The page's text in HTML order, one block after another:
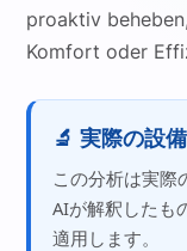
proaktiv
Komfort oder
🔬 実際の設
この分析は実際
AIが解釈したも
適用します。